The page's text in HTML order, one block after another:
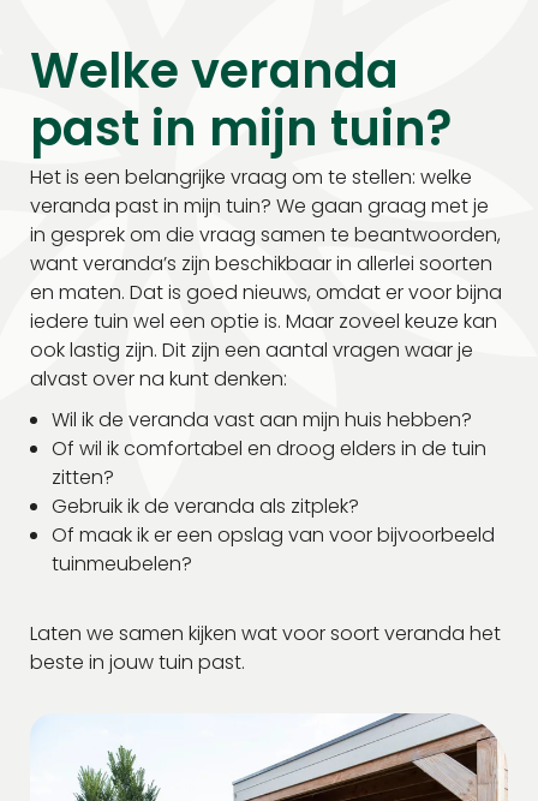
Welke veranda
past in mijn tuin?
Het is een belangrijke vraag om te stellen: welke
veranda past in mijn tuin? We gaan graag met je
in gesprek om die vraag samen te beantwoorden,
want veranda’s zijn beschikbaar in allerlei soorten
en maten. Dat is goed nieuws, omdat er voor bijna
iedere tuin wel een optie is. Maar zoveel keuze kan
ook lastig zijn. Dit zijn een aantal vragen waar je
alvast over na kunt denken:
Wil ik de veranda vast aan mijn huis hebben?
Of wil ik comfortabel en droog elders in de tuin
zitten?
Gebruik ik de veranda als zitplek?
Of maak ik er een opslag van voor bijvoorbeeld
tuinmeubelen?
Laten we samen kijken wat voor soort veranda het
beste in jouw tuin past.